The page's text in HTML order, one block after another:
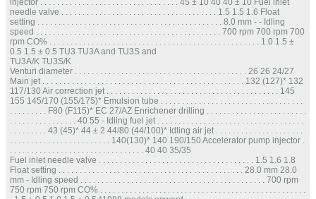
injector . . . . . . . . . . . . . . . . . . . . . . . . . . . . . . . . . 45 ± 10 40 40 ± 10 Fuel inlet
needle valve . . . . . . . . . . . . . . . . . . . . . . . . . . . . . . . . . . . . . 1.5 1.5 1.6 Float
setting . . . . . . . . . . . . . . . . . . . . . . . . . . . . . . . . . . . . . . . . . . . . 8.0 mm - - Idling
speed . . . . . . . . . . . . . . . . . . . . . . . . . . . . . . . . . . . . . . . . . . . . 700 rpm 700 rpm 700
rpm CO% . . . . . . . . . . . . . . . . . . . . . . . . . . . . . . . . . . . . . . . . . . . . . . . . . . 1.0 1.5 ±
0.5 1.5 ± 0.5 TU3 TU3A and TU3S and
TU3A/K TU3S/K
Venturi diameter . . . . . . . . . . . . . . . . . . . . . . . . . . . . . . . . . . . . . . . . . 26 26 24/27
Main jet . . . . . . . . . . . . . . . . . . . . . . . . . . . . . . . . . . . . . . . . . . . . . . . . 132 (127)* 132
117/130 Air correction jet . . . . . . . . . . . . . . . . . . . . . . . . . . . . . . . . . . . . . . . . . 145
155 145/170 (155/175)* Emulsion tube . . . . . . . . . . . . . . . . . . . . . . . . . . . . . . . . . .
. . . . . . . . . F80 (F115)* EC 27/AZ Enrichener drilling . . . . . . . . . . . . . . . . . . . . . . . .
. . . . . . . . . . . . . . . . 40 55 - Idling fuel jet . . . . . . . . . . . . . . . . . . . . . . . . . . . . . . . . . . .
. . . . . . . . . 43 (45)* 44 ± 2 44/80 (44/100)* Idling air jet . . . . . . . . . . . . . . . . . . . . .
. . . . . . . . . . . . . . . . . . . . . . . . 140(130)* 140 190/150 Accelerator pump injector .
. . . . . . . . . . . . . . . . . . . . . . . . . . . . . . . . 40 40 35/35
Fuel inlet needle valve . . . . . . . . . . . . . . . . . . . . . . . . . . . . . . . . . . . . . 1.5 1.6 1.8
Float setting . . . . . . . . . . . . . . . . . . . . . . . . . . . . . . . . . . . . . . . . . . . . 28.0 mm 28.0
mm - Idling speed . . . . . . . . . . . . . . . . . . . . . . . . . . . . . . . . . . . . . . . . . . . . 700 rpm
750 rpm 750 rpm CO% . . . . . . . . . . . . . . . . . . . . . . . . . . . . . . . . . . . . . . . . . . . . . . . . .